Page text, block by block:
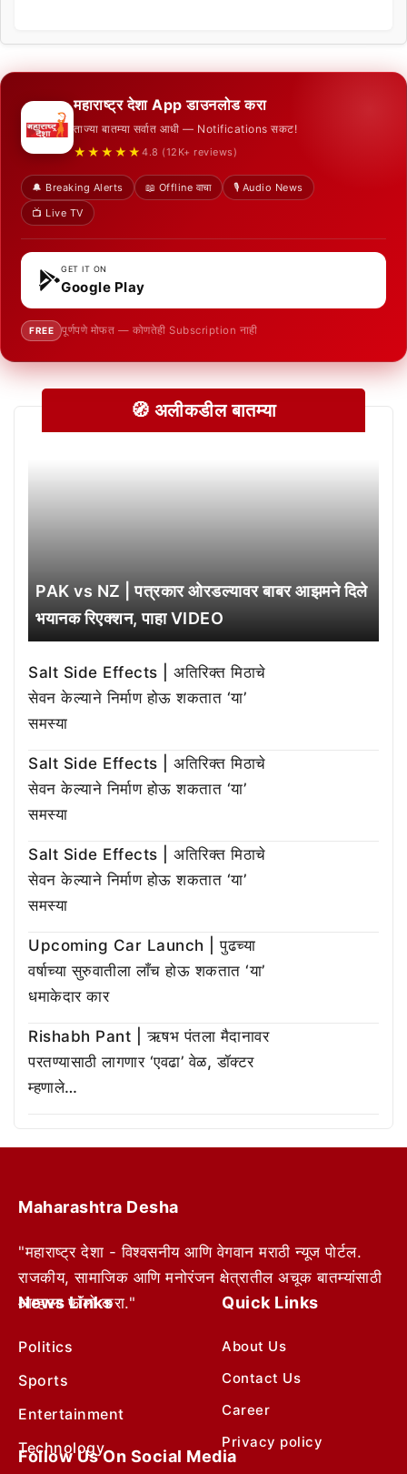
महाराष्ट्र देशा App डाउनलोड करा
ताज्या बातम्या सर्वात आधी — Notifications सकट!
★★★★★ 4.8 (12K+ reviews)
🔔 Breaking Alerts 📖 Offline वाचा
🎙️ Audio News
📺 Live TV
GET IT ON
Google Play
FREE पूर्णपणे मोफत — कोणतेही Subscription नाही
🧭 अलीकडील बातम्या
PAK vs NZ | पत्रकार ओरडल्यावर बाबर आझमने दिले
भयानक रिएक्शन, पाहा VIDEO
Salt Side Effects | अतिरिक्त मिठाचे
सेवन केल्याने निर्माण होऊ शकतात ‘या’
समस्या
Salt Side Effects | अतिरिक्त मिठाचे
सेवन केल्याने निर्माण होऊ शकतात ‘या’
समस्या
Salt Side Effects | अतिरिक्त मिठाचे
सेवन केल्याने निर्माण होऊ शकतात ‘या’
समस्या
Upcoming Car Launch | पुढच्या
वर्षाच्या सुरुवातीला लाँच होऊ शकतात ‘या’
धमाकेदार कार
Rishabh Pant | ऋषभ पंतला मैदानावर
परतण्यासाठी लागणार ‘एवढा’ वेळ, डॉक्टर
म्हणाले…
Maharashtra Desha
"महाराष्ट्र देशा - विश्वसनीय आणि वेगवान मराठी न्यूज पोर्टल.
राजकीय, सामाजिक आणि मनोरंजन क्षेत्रातील अचूक बातम्यांसाठी
आम्हाला फॉलो करा."
News Links
Politics
Sports
Entertainment
Technology
Quick Links
About Us
Contact Us
Career
Privacy policy
Follow Us On Social Media